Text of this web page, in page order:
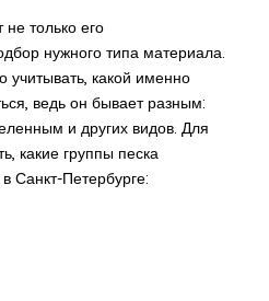
не только его
нужного типа материала.
какой именно
ведь он бывает разным:
и других видов. Для
какие группы песка
Санкт-Петербурге: